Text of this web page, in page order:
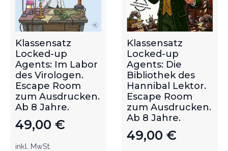
Klassensatz
Locked-up
Agents: Im Labor
des Virologen.
Escape Room
zum Ausdrucken.
Ab 8 Jahre.
49,00 €
inkl. MwSt.
Klassensatz
Locked-up
Agents: Die
Bibliothek des
Hannibal Lektor.
Escape Room
zum Ausdrucken.
Ab 8 Jahre.
49,00 €